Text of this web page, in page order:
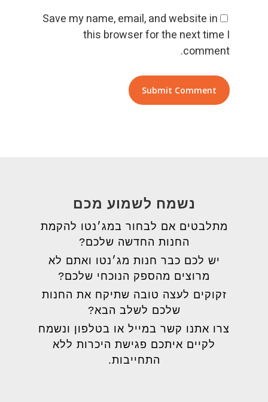
Save my name, email, and website in
this browser for the next time I
comment.
נשמח לשמוע מכם
מתלבטים אם לבחור במג׳נטו להקמת
החנות החדשה שלכם?
יש לכם כבר חנות מג׳נטו ואתם לא
מרוצים מהספק הנוכחי שלכם?
זקוקים לעצה טובה שתיקח את החנות
שלכם לשלב הבא?
צרו אתנו קשר במייל או בטלפון ונשמח
לקיים איתכם פגישת היכרות ללא
התחייבות.